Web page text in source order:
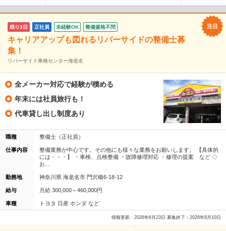
残り3日 正社員 未経験OK 整備資格不問
キャリアアップも図れるリバーサイドの整備士募
集！
リバーサイド車検センター海老名
全メーカー対応で経験が積める
年末には社員旅行も！
代車貸し出し制度あり
職種 整備士（正社員）
仕事内容
整備業務が中心です。その他にも様々な業務をお願いします。 【具体的
には・・・】 ・車検、点検整備 ・故障修理対応 ・修理の提案 など ◇
お...
勤務地 神奈川県 海老名市 門沢橋6-18-12
給与 月給 300,000～460,000円
車種 トヨタ 日産 ホンダ など
情報更新：2026年6月23日 募集終了：2026年8月10日